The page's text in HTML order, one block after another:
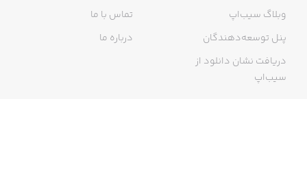
وبلاگ سیب‌اپ
پنل توسعه‌دهندگان
دریافت نشان دانلود از
سیب‌اپ
تماس با ما
درباره ما